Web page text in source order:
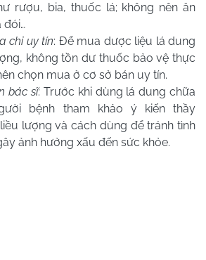
rượu, bia, thuốc lá; không nên ăn
đói…
chỉ uy tín: Để mua dược liệu lá dung
không tồn dư thuốc bảo vệ thực
chọn mua ở cơ sở bán uy tín.
bác sĩ: Trước khi dùng lá dung chữa
bệnh tham khảo ý kiến thầy
lượng và cách dùng để tránh tình
ảnh hưởng xấu đến sức khỏe.